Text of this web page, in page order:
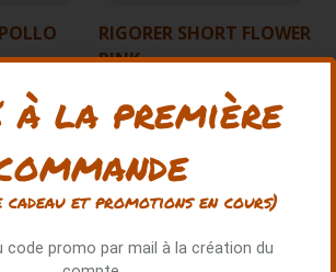
RIGORER SHORT FLOWER
PINK
30.00 €
à la première
et promotions en cours)
code promo par mail à la création du